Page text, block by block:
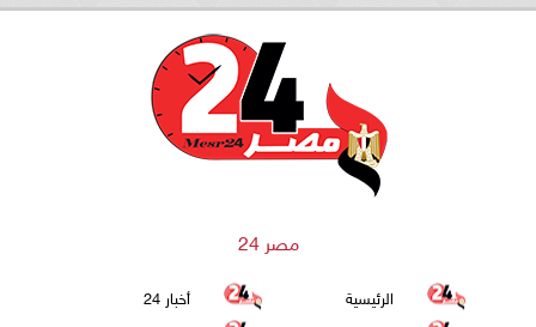
مصر 24
الرئيسية
أخبار 24